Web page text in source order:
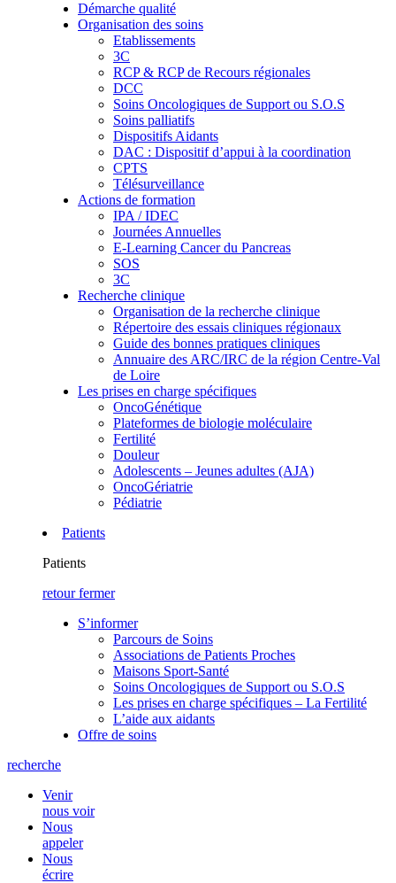
Démarche qualité
Organisation des soins
Etablissements
3C
RCP & RCP de Recours régionales
DCC
Soins Oncologiques de Support ou S.O.S
Soins palliatifs
Dispositifs Aidants
DAC : Dispositif d’appui à la coordination
CPTS
Télésurveillance
Actions de formation
IPA / IDEC
Journées Annuelles
E-Learning Cancer du Pancreas
SOS
3C
Recherche clinique
Organisation de la recherche clinique
Répertoire des essais cliniques régionaux
Guide des bonnes pratiques cliniques
Annuaire des ARC/IRC de la région Centre-Val
de Loire
Les prises en charge spécifiques
OncoGénétique
Plateformes de biologie moléculaire
Fertilité
Douleur
Adolescents – Jeunes adultes (AJA)
OncoGériatrie
Pédiatrie
Patients
Patients
retour fermer
S’informer
Parcours de Soins
Associations de Patients Proches
Maisons Sport-Santé
Soins Oncologiques de Support ou S.O.S
Les prises en charge spécifiques – La Fertilité
L’aide aux aidants
Offre de soins
recherche
Venir
nous voir
Nous
appeler
Nous
écrire